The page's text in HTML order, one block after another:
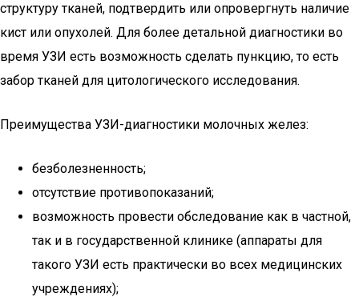
структуру тканей, подтвердить или опровергнуть наличие
кист или опухолей. Для более детальной диагностики во
время УЗИ есть возможность сделать пункцию, то есть
забор тканей для цитологического исследования.
Преимущества УЗИ-диагностики молочных желез:
безболезненность;
отсутствие противопоказаний;
возможность провести обследование как в частной,
так и в государственной клинике (аппараты для
такого УЗИ есть практически во всех медицинских
учреждениях);